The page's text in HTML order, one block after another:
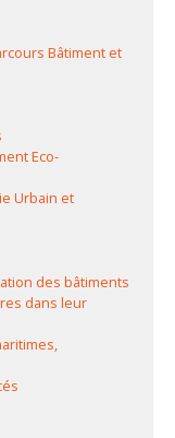
Bâtiment et
Eco-
Urbain et
des bâtiments
dans leur